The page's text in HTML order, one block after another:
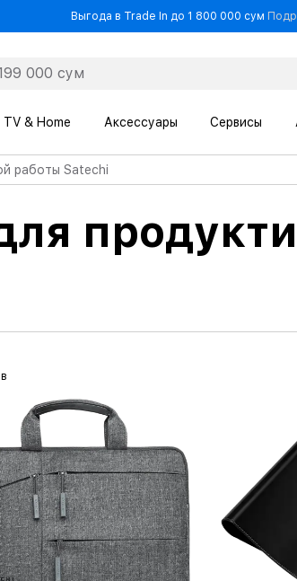
Выгода в Trade In до 1 800 000 сум
TV & Home Аксессуары Сервисы
работы Satechi